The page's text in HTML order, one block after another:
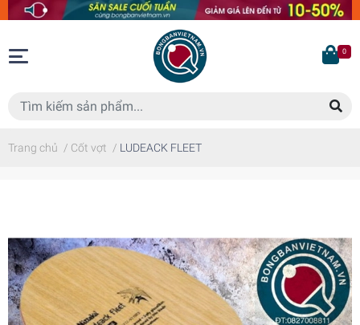
0
Trang chủ / Cốt vợt / LUDEACK FLEET